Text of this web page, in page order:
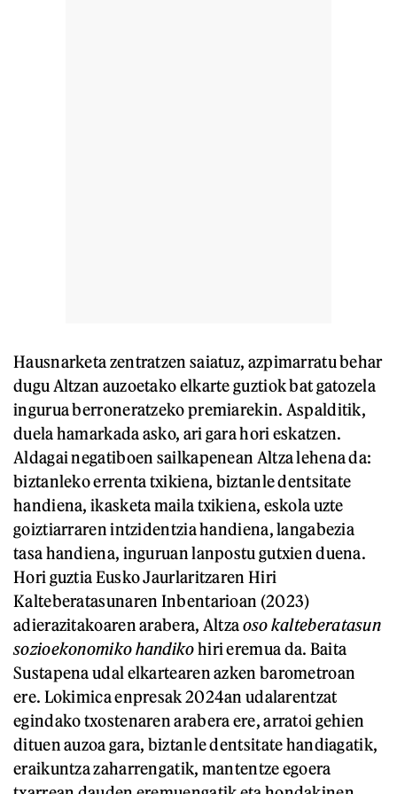
Hausnarketa zentratzen saiatuz, azpimarratu behar
dugu Altzan auzoetako elkarte guztiok bat gatozela
ingurua berroneratzeko premiarekin. Aspalditik,
duela hamarkada asko, ari gara hori eskatzen.
Aldagai negatiboen sailkapenean Altza lehena da:
biztanleko errenta txikiena, biztanle dentsitate
handiena, ikasketa maila txikiena, eskola uzte
goiztiarraren intzidentzia handiena, langabezia
tasa handiena, inguruan lanpostu gutxien duena.
Hori guztia Eusko Jaurlaritzaren Hiri
Kalteberatasunaren Inbentarioan (2023)
adierazitakoaren arabera, Altzaoso kalteberatasun
sozioekonomiko handikohiri eremua da. Baita
Sustapena udal elkartearen azken barometroan
ere. Lokimica enpresak 2024an udalarentzat
egindako txostenaren arabera ere, arratoi gehien
dituen auzoa gara, biztanle dentsitate handiagatik,
eraikuntza zaharrengatik, mantentze egoera